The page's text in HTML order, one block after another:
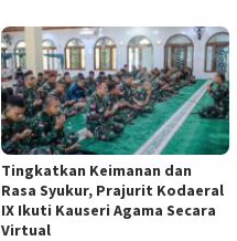
Tingkatkan Keimanan dan
Rasa Syukur, Prajurit Kodaeral
IX Ikuti Kauseri Agama Secara
Virtual